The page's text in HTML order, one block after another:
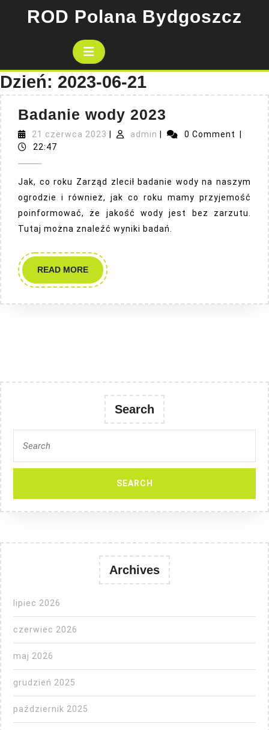
ROD Polana Bydgoszcz
Open
Button
Dzień: 2023-06-21
Badanie wody 2023
wody
21 czerwca 2023 21
admin admin 0 Comment
22:47
Jak, co roku Zarząd zlecił badanie wody na naszym
ogrodzie i również, jak co roku mamy przyjemość
poinformować, że jakość wody jest bez zarzutu.
Tutaj można znaleźć wyniki badań.
READ MOREREAD
MORE
Search
for:
Archives
lipiec 2026
czerwiec 2026
maj 2026
grudzień 2025
październik 2025